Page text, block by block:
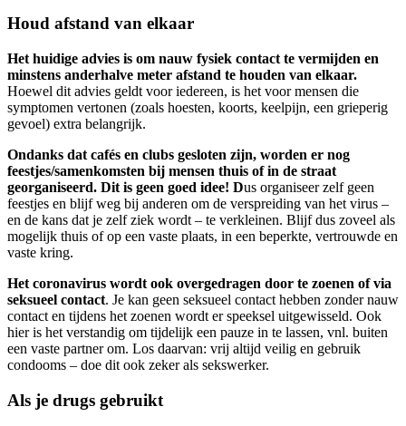
Houd afstand van elkaar
Het huidige advies is om nauw fysiek contact te vermijden en
minstens anderhalve meter afstand te houden van elkaar.
Hoewel dit advies geldt voor iedereen, is het voor mensen die
symptomen vertonen (zoals hoesten, koorts, keelpijn, een grieperig
gevoel) extra belangrijk.
Ondanks dat cafés en clubs gesloten zijn, worden er nog
feestjes/samenkomsten bij mensen thuis of in de straat
georganiseerd. Dit is geen goed idee! Dus organiseer zelf geen
feestjes en blijf weg bij anderen om de verspreiding van het virus –
en de kans dat je zelf ziek wordt – te verkleinen. Blijf dus zoveel als
mogelijk thuis of op een vaste plaats, in een beperkte, vertrouwde en
vaste kring.
Het coronavirus wordt ook overgedragen door te zoenen of via
seksueel contact. Je kan geen seksueel contact hebben zonder nauw
contact en tijdens het zoenen wordt er speeksel uitgewisseld. Ook
hier is het verstandig om tijdelijk een pauze in te lassen, vnl. buiten
een vaste partner om. Los daarvan: vrij altijd veilig en gebruik
condooms – doe dit ook zeker als sekswerker.
Als je drugs gebruikt